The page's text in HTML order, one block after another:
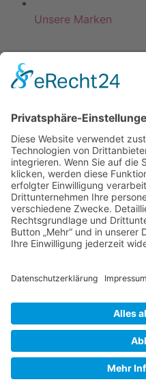
Unsere Marken